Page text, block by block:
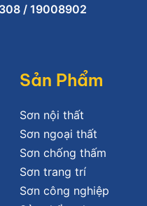
/ 19008902
Sản Phẩm
Sơn nội thất
Sơn ngoại thất
Sơn chống thấm
Sơn trang trí
Sơn công nghiệp